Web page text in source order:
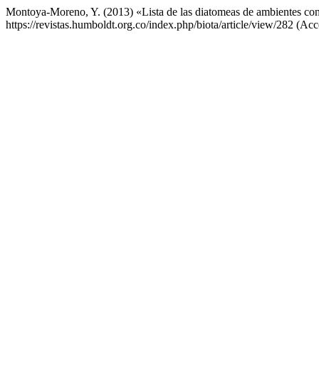
Montoya-Moreno, Y. (2013) «Lista de las diatomeas de ambientes
https://revistas.humboldt.org.co/index.php/biota/article/view/282